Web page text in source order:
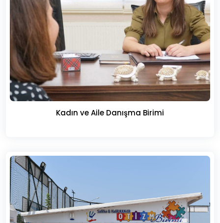
Kadın ve Aile Danışma Birimi